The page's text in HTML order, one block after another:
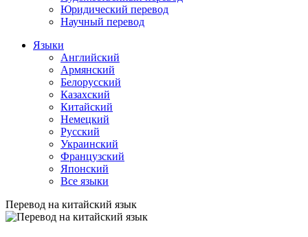
Юридический перевод
Научный перевод
Языки
Английский
Армянский
Белорусский
Казахский
Китайский
Немецкий
Русский
Украинский
Французский
Японский
Все языки
Перевод на китайский язык